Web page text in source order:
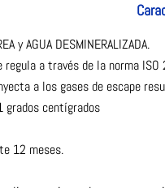
y AGUA DESMINERALIZADA.
regula a través de la norma ISO
a los gases de escape
grados centígrados
12 meses.